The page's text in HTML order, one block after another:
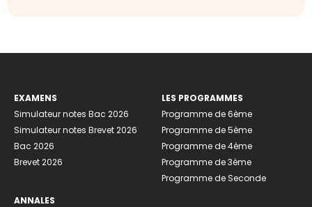
EXAMENS
Simulateur notes Bac 2026
Simulateur notes Brevet 2026
Bac 2026
Brevet 2026
ANNALES
LES PROGRAMMES
Programme de 6ème
Programme de 5ème
Programme de 4ème
Programme de 3ème
Programme de Seconde